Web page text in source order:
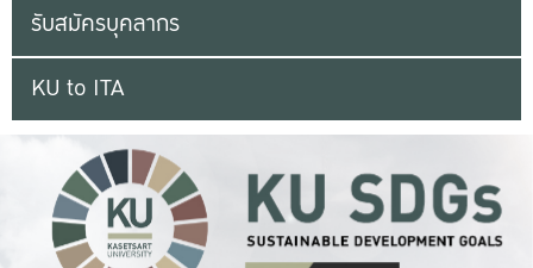
รับสมัครบุคลากร
KU to ITA